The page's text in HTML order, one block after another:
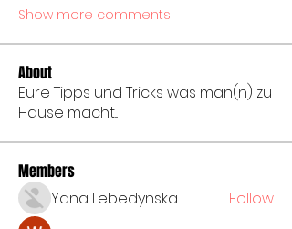
Show more comments
About
Eure Tipps und Tricks was man(n) zu
Hause macht...
Members
Yana Lebedynska
Follow